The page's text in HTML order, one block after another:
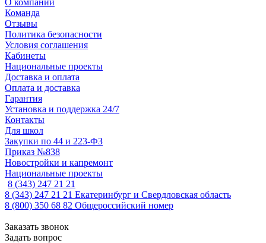
О компании
Команда
Отзывы
Политика безопасности
Условия соглашения
Кабинеты
Национальные проекты
Доставка и оплата
Оплата и доставка
Гарантия
Установка и поддержка 24/7
Контакты
Для школ
Закупки по 44 и 223-ФЗ
Приказ №838
Новостройки и капремонт
Национальные проекты
8 (343) 247 21 21
8 (343) 247 21 21 Екатеринбург и Свердловская область
8 (800) 350 68 82 Общероссийский номер
Заказать звонок
Задать вопрос